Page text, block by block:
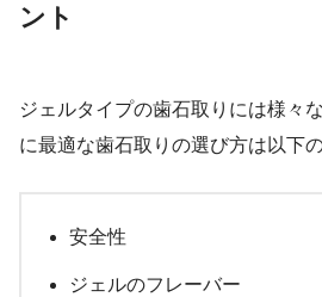
ント
ジェルタイプの歯石取りには様々
に最適な歯石取りの選び方は以下の
安全性
ジェルのフレーバー